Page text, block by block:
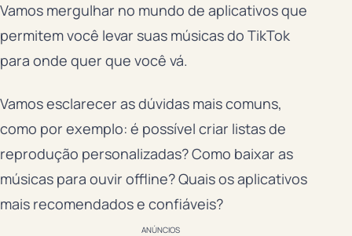
Vamos mergulhar no mundo de aplicativos que
permitem você levar suas músicas do TikTok
para onde quer que você vá.
Vamos esclarecer as dúvidas mais comuns,
como por exemplo: é possível criar listas de
reprodução personalizadas? Como baixar as
músicas para ouvir offline? Quais os aplicativos
mais recomendados e confiáveis?
ANÚNCIOS